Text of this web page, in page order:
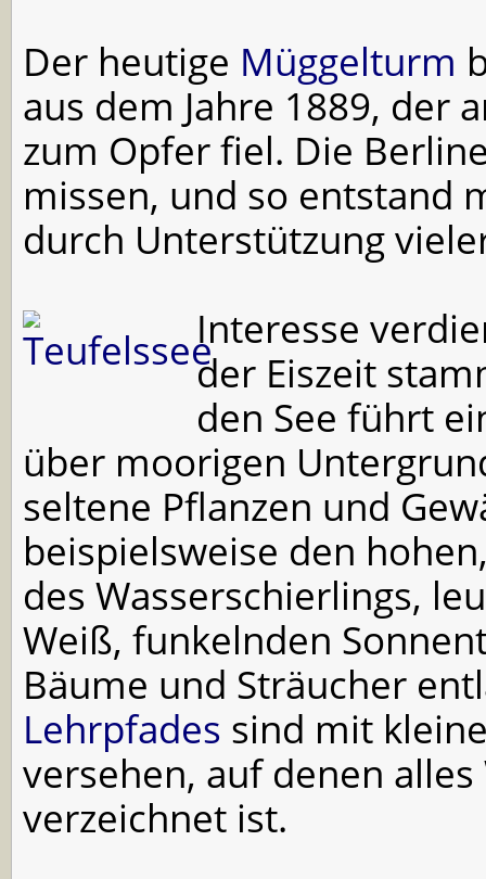
Der heutige Müggelturm
aus dem Jahre 1889, der
zum Opfer fiel. Die
missen, und so entstand
durch Unterstützung
Interesse
der Eiszeit
den See führt
über moorigen
seltene Pflanzen und
beispielsweise den
des Wasserschierlings,
Weiß, funkelnden
Bäume und Sträucher
Lehrpfades sind mit
versehen, auf denen
verzeichnet ist.